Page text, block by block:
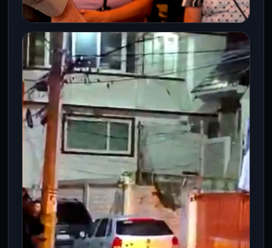
CDMX
LA CIUDAD COMO CONQUISTA
SOCIAL ; AZCAPOTZALCO DEBATE
SU FUTURO
27 Jul 2026
Organizado por el colectivo Firmeza,
Responsabilidad y Compromiso (FRC) por
Azcapotzalco, realizó un foro de reflexión
sobre el…